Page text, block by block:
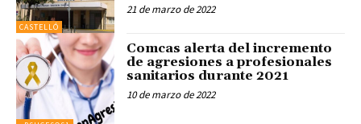
CASTELLÓ
21 de marzo de 2022
Comcas alerta del incremento
de agresiones a profesionales
sanitarios durante 2021
10 de marzo de 2022